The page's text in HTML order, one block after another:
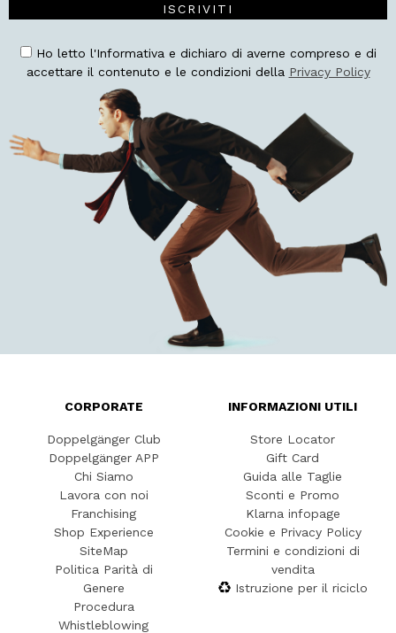
ISCRIVITI
Ho letto l'Informativa e dichiaro di averne compreso e di
accettare il contenuto e le condizioni della Privacy Policy
CORPORATE
Doppelgänger Club
Doppelgänger APP
Chi Siamo
Lavora con noi
Franchising
Shop Experience
SiteMap
Politica Parità di
Genere
Procedura
Whistleblowing
INFORMAZIONI UTILI
Store Locator
Gift Card
Guida alle Taglie
Sconti e Promo
Klarna infopage
Cookie e Privacy Policy
Termini e condizioni di
vendita
Istruzione per il riciclo